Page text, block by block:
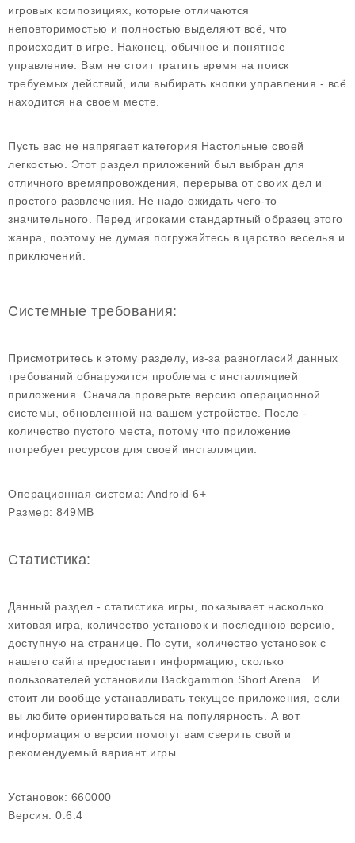
игровых композициях, которые отличаются
неповторимостью и полностью выделяют всё, что
происходит в игре. Наконец, обычное и понятное
управление. Вам не стоит тратить время на поиск
требуемых действий, или выбирать кнопки управления - всё
находится на своем месте.
Пусть вас не напрягает категория Настольные своей
легкостью. Этот раздел приложений был выбран для
отличного времяпровождения, перерыва от своих дел и
простого развлечения. Не надо ожидать чего-то
значительного. Перед игроками стандартный образец этого
жанра, поэтому не думая погружайтесь в царство веселья и
приключений.
Системные требования:
Присмотритесь к этому разделу, из-за разногласий данных
требований обнаружится проблема с инсталляцией
приложения. Сначала проверьте версию операционной
системы, обновленной на вашем устройстве. После -
количество пустого места, потому что приложение
потребует ресурсов для своей инсталляции.
Операционная система: Android 6+
Размер: 849MB
Статистика:
Данный раздел - статистика игры, показывает насколько
хитовая игра, количество установок и последнюю версию,
доступную на странице. По сути, количество установок с
нашего сайта предоставит информацию, сколько
пользователей установили Backgammon Short Arena . И
стоит ли вообще устанавливать текущее приложения, если
вы любите ориентироваться на популярность. А вот
информация о версии помогут вам сверить свой и
рекомендуемый вариант игры.
Установок: 660000
Версия: 0.6.4